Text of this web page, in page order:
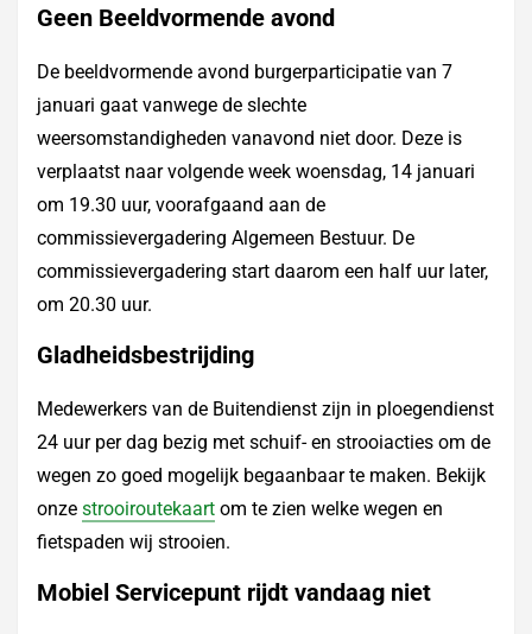
Geen Beeldvormende avond
De beeldvormende avond burgerparticipatie van 7
januari gaat vanwege de slechte
weersomstandigheden vanavond niet door. Deze is
verplaatst naar volgende week woensdag, 14 januari
om 19.30 uur, voorafgaand aan de
commissievergadering Algemeen Bestuur. De
commissievergadering start daarom een half uur later,
om 20.30 uur.
Gladheidsbestrijding
Medewerkers van de Buitendienst zijn in ploegendienst
24 uur per dag bezig met schuif- en strooiacties om de
wegen zo goed mogelijk begaanbaar te maken. Bekijk
onze strooiroutekaart om te zien welke wegen en
fietspaden wij strooien.
Mobiel Servicepunt rijdt vandaag niet